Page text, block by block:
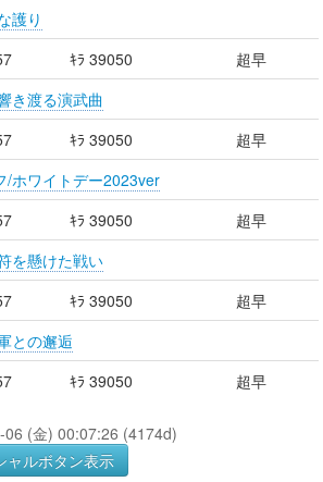
護り
ｷﾗ 39050
超早
き渡る演武曲
ｷﾗ 39050
超早
/ホワイトデー2023ver
ｷﾗ 39050
超早
を懸けた戦い
ｷﾗ 39050
超早
との邂逅
ｷﾗ 39050 超早
(金) 00:07:26 (4174d)
ャルボタン表示